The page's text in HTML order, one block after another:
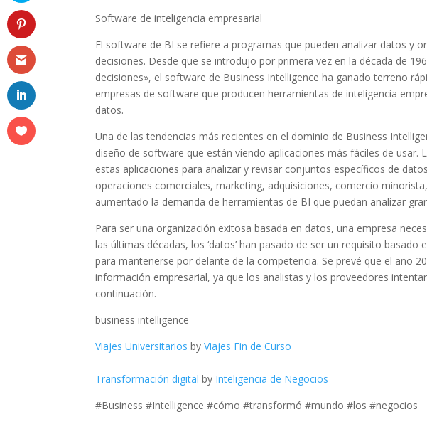
Software de inteligencia empresarial
El software de BI se refiere a programas que pueden analizar datos y
decisiones. Desde que se introdujo por primera vez en la década de
decisiones», el software de Business Intelligence ha ganado terreno
empresas de software que producen herramientas de inteligencia
datos.
Una de las tendencias más recientes en el dominio de Business
diseño de software que están viendo aplicaciones más fáciles de usar.
estas aplicaciones para analizar y revisar conjuntos específicos de
operaciones comerciales, marketing, adquisiciones, comercio
aumentado la demanda de herramientas de BI que puedan analizar
Para ser una organización exitosa basada en datos, una empresa
las últimas décadas, los ‘datos’ han pasado de ser un requisito
para mantenerse por delante de la competencia. Se prevé que el año
información empresarial, ya que los analistas y los proveedores
continuación.
business intelligence
Viajes Universitarios byViajes Fin de Curso
Transformación digital by Inteligencia de Negocios
#Business #Intelligence #cómo #transformó #mundo #los #negocios